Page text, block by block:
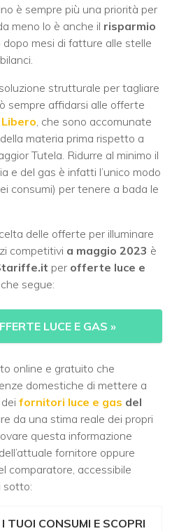
è sempre più una priorità per
meno lo è anche il risparmio
dopo mesi di fatture alle stelle
strutturale per tagliare
sempre affidarsi alle offerte
, che sono accomunate
materia prima rispetto a
Tutela. Ridurre al minimo il
e del gas è infatti l’unico modo
consumi) per tenere a bada le
delle offerte per illuminare
competitivi a maggio 2023 è
per offerte luce e
segue:
LUCE E GAS »
online e gratuito che
domestiche di mettere a
fornitori luce e gas del
da una stima reale dei propri
questa informazione
fornitore oppure
comparatore, accessibile
sotto:
TUOI CONSUMI E SCOPRI